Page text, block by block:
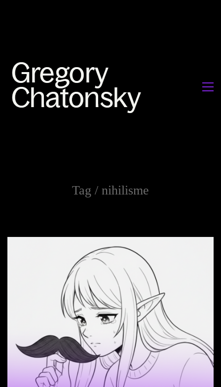
Tag / nihilisme